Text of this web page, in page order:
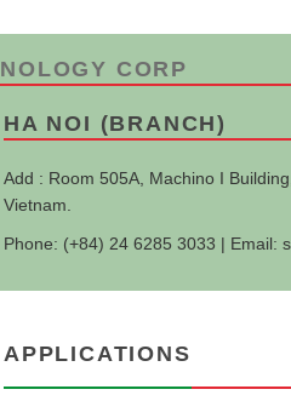
CORP
HA NOI (BRANCH)
Add : Room 505A, Machino I
Vietnam.
Phone: (+84) 24 6285 3033 | Email:
APPLICATIONS